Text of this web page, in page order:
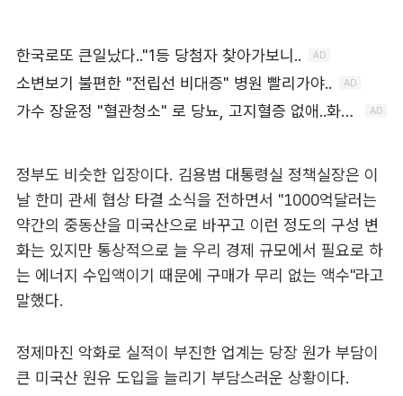
정부도 비슷한 입장이다. 김용범 대통령실 정책실장은 이
날 한미 관세 협상 타결 소식을 전하면서 "1000억달러는
약간의 중동산을 미국산으로 바꾸고 이런 정도의 구성 변
화는 있지만 통상적으로 늘 우리 경제 규모에서 필요로 하
는 에너지 수입액이기 때문에 구매가 무리 없는 액수"라고
말했다.
정제마진 악화로 실적이 부진한 업계는 당장 원가 부담이
큰 미국산 원유 도입을 늘리기 부담스러운 상황이다.